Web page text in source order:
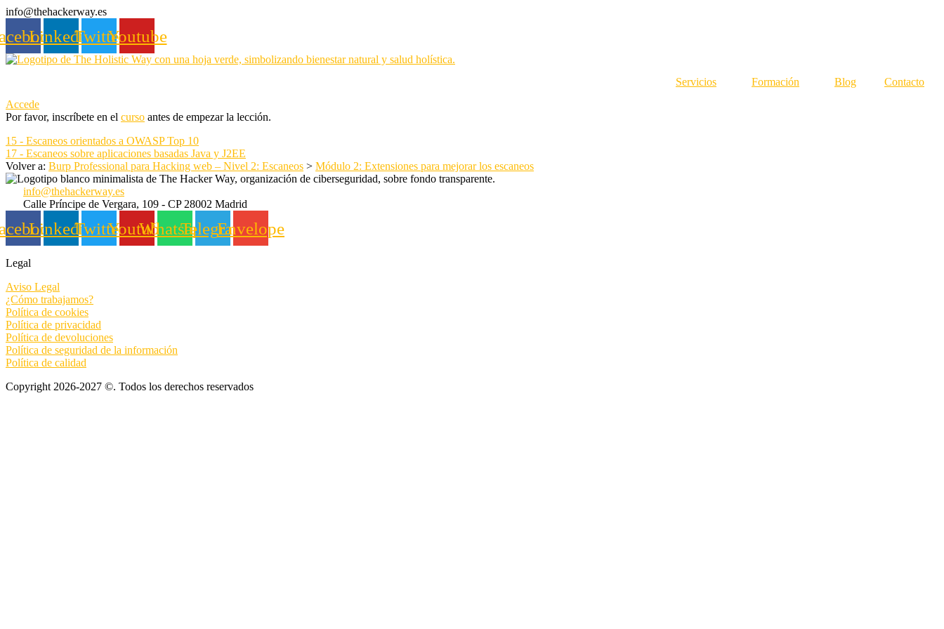
Saltar
contenido
info@thehackerway.es
LinkedinTwitterYoutube
Servicios Formación Blog
Contacto
Accede
Por favor, inscríbete en el curso antes de empezar la lección.
15 - Escaneos orientados a OWASP Top 10
17 - Escaneos sobre aplicaciones basadas Java y J2EE
Volver a: Burp Professional para Hacking web – Nivel 2: Escaneos > Módulo 2: Extensiones para mejorar los escaneos
info@thehackerway.es
Calle Príncipe de Vergara, 109 - CP 28002 Madrid
LinkedinTwitterYoutubeWhatsappTelegramEnvelope
Legal
Aviso Legal
¿Cómo trabajamos?
Política de cookies
Política de privacidad
Política de devoluciones
Política de seguridad de la información
Política de calidad
Copyright 2026-2027 ©. Todos los derechos reservados